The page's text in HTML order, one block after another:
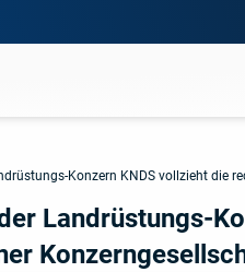
Konzern KNDS vollzieht die
Landrüstungs-